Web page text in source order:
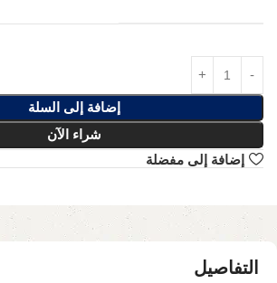
إضافة إلى السلة
شراء الآن
إضافة إلى مفضلة
التفاصيل